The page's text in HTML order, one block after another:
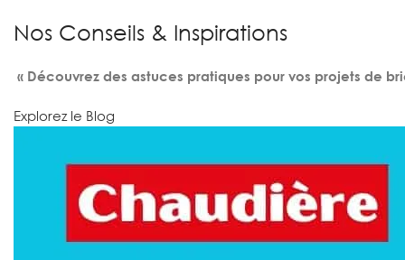
Nos Conseils & Inspirations
« Découvrez des astuces pratiques pour vos projets de
Explorez le Blog